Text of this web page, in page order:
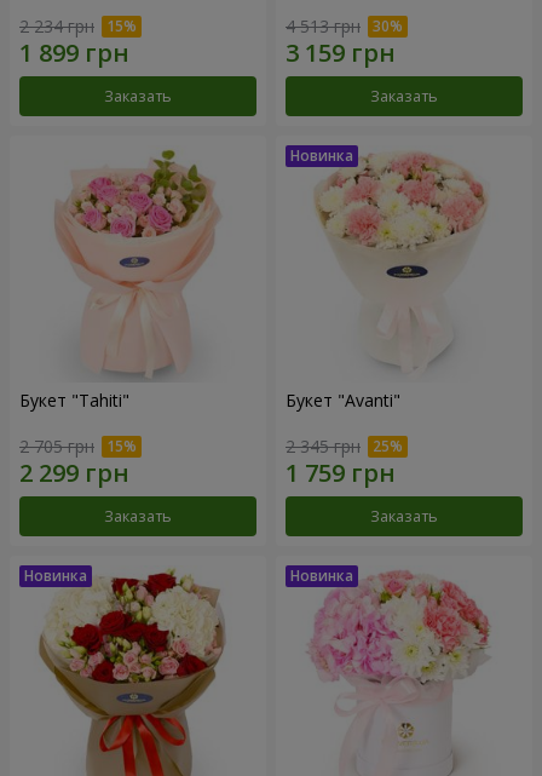
2 234 грн
Заказать
4 513 грн
Заказать
Букет "Tahiti"
2 705 грн
Заказать
Букет "Avanti"
2 345 грн
Заказать